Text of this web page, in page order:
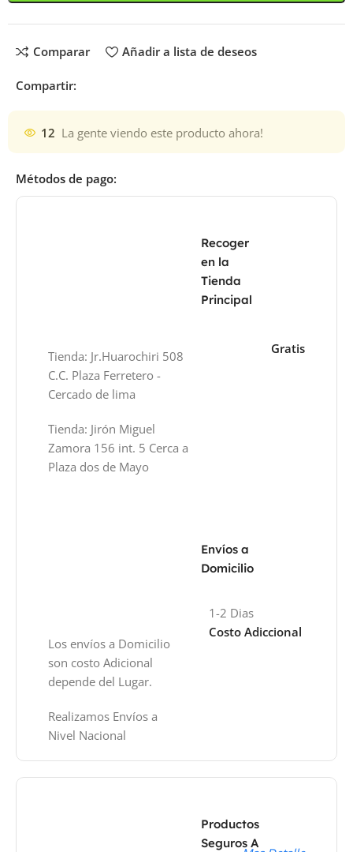
Comparar Añadir a lista de deseos
Compartir:
12 La gente viendo este producto ahora!
Métodos de pago:
Recoger
en la
Tienda
Principal
Tienda: Jr.Huarochiri 508
C.C. Plaza Ferretero -
Cercado de lima
Tienda: Jirón Miguel
Zamora 156 int. 5 Cerca a
Plaza dos de Mayo
Gratis
Envíos a
Domicilio
Los envíos a Domicilio
son costo Adicional
depende del Lugar.
Realizamos Envíos a
Nivel Nacional
1-2 Dias
Costo Adiccional
Productos
Seguros A